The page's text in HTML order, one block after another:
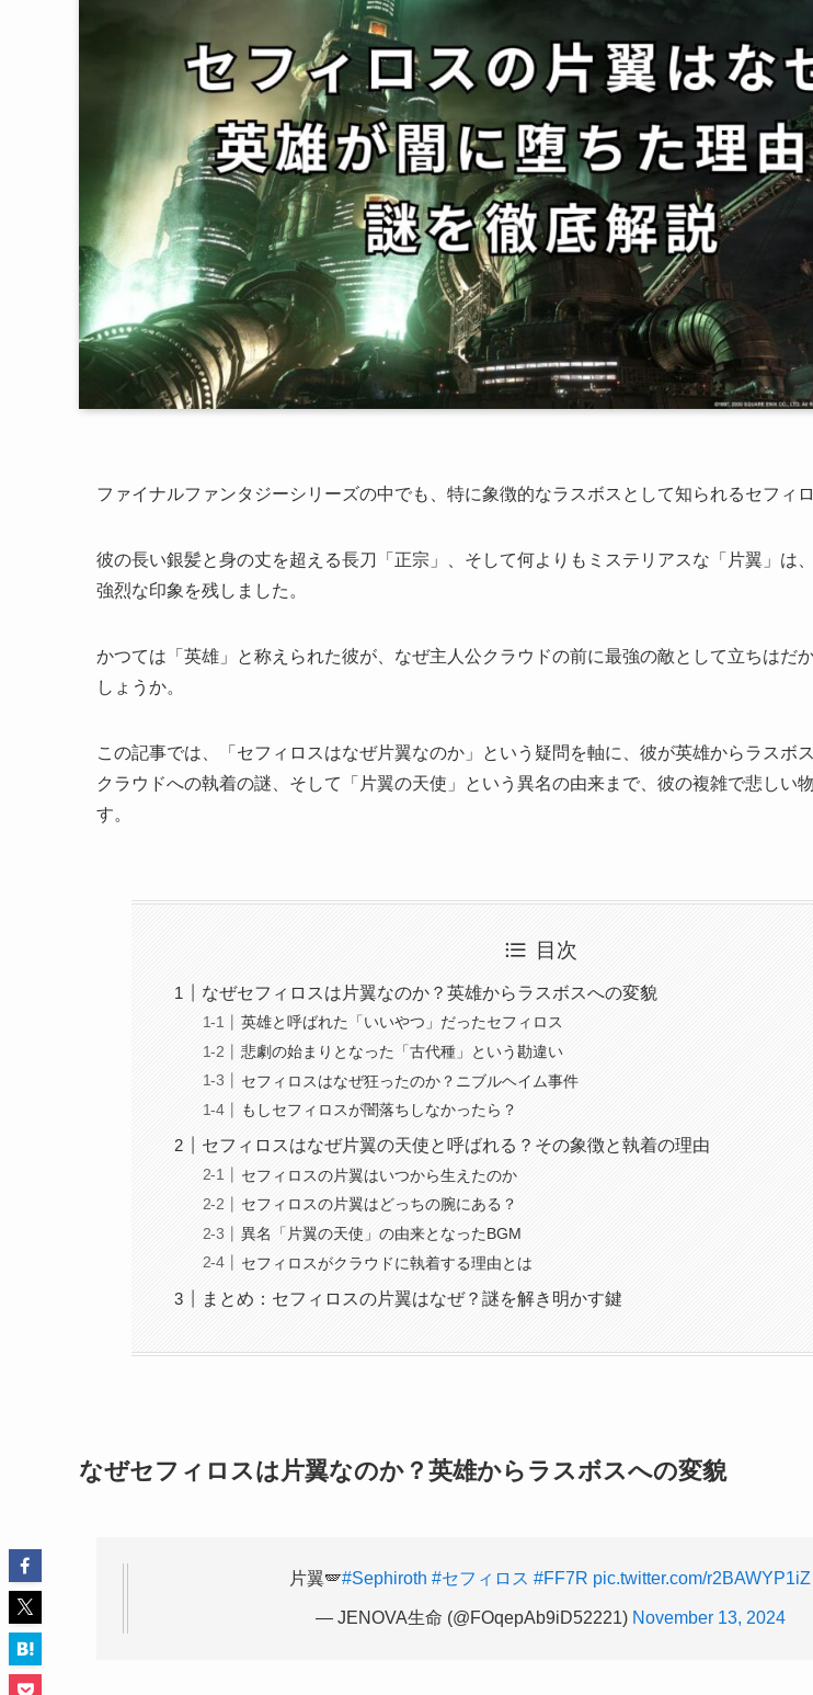
ファイナルファンタジーシリーズの中でも、特に象徴的なラスボスとして知られるセフィロ
彼の長い銀髪と身の丈を超える長刀「正宗」、そして何よりもミステリアスな「片翼」は
強烈な印象を残しました。
かつては「英雄」と称えられた彼が、なぜ主人公クラウドの前に最強の敵として立ちはだ
しょうか。
この記事では、「セフィロスはなぜ片翼なのか」という疑問を軸に、彼が英雄からラスボ
クラウドへの執着の謎、そして「片翼の天使」という異名の由来まで、彼の複雑で悲しい
す。
目次
なぜセフィロスは片翼なのか？英雄からラスボスへの変貌
英雄と呼ばれた「いいやつ」だったセフィロス
悲劇の始まりとなった「古代種」という勘違い
セフィロスはなぜ狂ったのか？ニブルヘイム事件
もしセフィロスが闇落ちしなかったら？
セフィロスはなぜ片翼の天使と呼ばれる？その象徴と執着の理由
セフィロスの片翼はいつから生えたのか
セフィロスの片翼はどっちの腕にある？
異名「片翼の天使」の由来となったBGM
セフィロスがクラウドに執着する理由とは
まとめ：セフィロスの片翼はなぜ？謎を解き明かす鍵
なぜセフィロスは片翼なのか？英雄からラスボスへの変貌
片翼🪽#Sephiroth #セフィロス #FF7R pic.twitter.com/r2BAWYP1iZ
— JENOVA生命 (@FOqepAb9iD52221) November 13, 2024